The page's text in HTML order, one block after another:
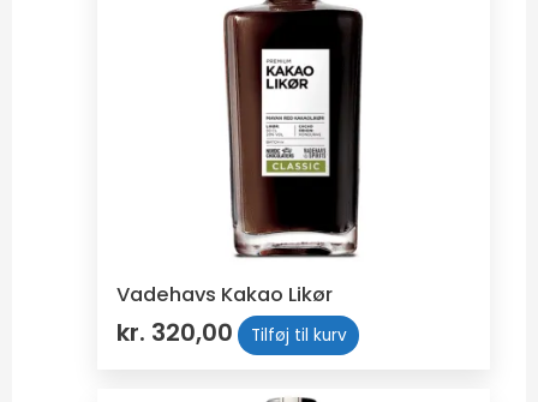
Vadehavs Kakao Likør
kr. 320,00 Tilføj til kurv